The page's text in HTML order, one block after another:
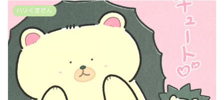
ハリくまさん